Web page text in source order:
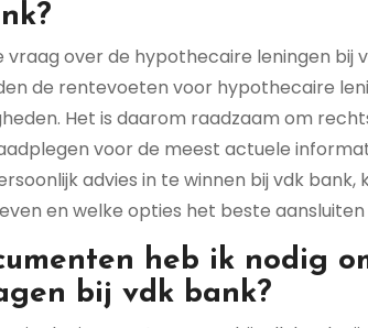
vraag over de hypothecaire leningen bij
de rentevoeten voor hypothecaire
Het is daarom raadzaam om
voor de meest actuele
advies in te winnen bij vdk
en welke opties het beste
heb ik nodig
bij vdk bank?